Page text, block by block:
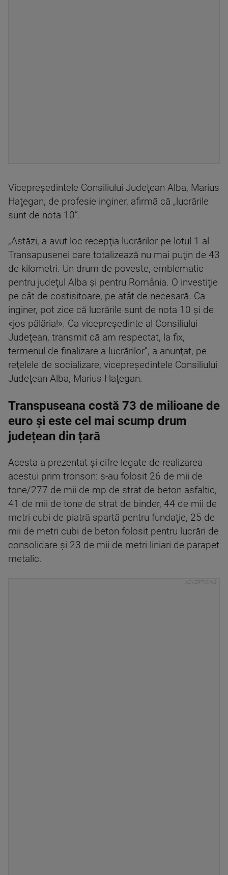
Vicepreşedintele Consiliului Judeţean Alba, Marius
Haţegan, de profesie inginer, afirmă că „lucrările
sunt de nota 10”.
„Astăzi, a avut loc recepţia lucrărilor pe lotul 1 al
Transapusenei care totalizează nu mai puţin de 43
de kilometri. Un drum de poveste, emblematic
pentru judeţul Alba şi pentru România. O investiţie
pe cât de costisitoare, pe atât de necesară. Ca
inginer, pot zice că lucrările sunt de nota 10 şi de
«jos pălăria!». Ca vicepreşedinte al Consiliului
Judeţean, transmit că am respectat, la fix,
termenul de finalizare a lucrărilor”, a anunţat, pe
reţelele de socializare, vicepreşedintele Consiliului
Judeţean Alba, Marius Haţegan.
Transpuseana costă 73 de milioane de
euro și este cel mai scump drum
județean din țară
Acesta a prezentat şi cifre legate de realizarea
acestui prim tronson: s-au folosit 26 de mii de
tone/277 de mii de mp de strat de beton asfaltic,
41 de mii de tone de strat de binder, 44 de mii de
metri cubi de piatră spartă pentru fundaţie, 25 de
mii de metri cubi de beton folosit pentru lucrări de
consolidare şi 23 de mii de metri liniari de parapet
metalic.